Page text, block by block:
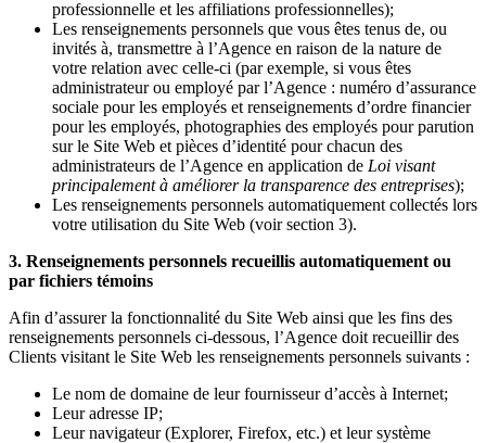
professionnelle et les affiliations professionnelles);
Les renseignements personnels que vous êtes tenus de, ou
invités à, transmettre à l’Agence en raison de la nature de
votre relation avec celle-ci (par exemple, si vous êtes
administrateur ou employé par l’Agence : numéro d’assurance
sociale pour les employés et renseignements d’ordre financier
pour les employés, photographies des employés pour parution
sur le Site Web et pièces d’identité pour chacun des
administrateurs de l’Agence en application de Loi visant
principalement à améliorer la transparence des entreprises);
Les renseignements personnels automatiquement collectés lors
votre utilisation du Site Web (voir section 3).
3. Renseignements personnels recueillis automatiquement ou
par fichiers témoins
Afin d’assurer la fonctionnalité du Site Web ainsi que les fins des
renseignements personnels ci-dessous, l’Agence doit recueillir des
Clients visitant le Site Web les renseignements personnels suivants :
Le nom de domaine de leur fournisseur d’accès à Internet;
Leur adresse IP;
Leur navigateur (Explorer, Firefox, etc.) et leur système